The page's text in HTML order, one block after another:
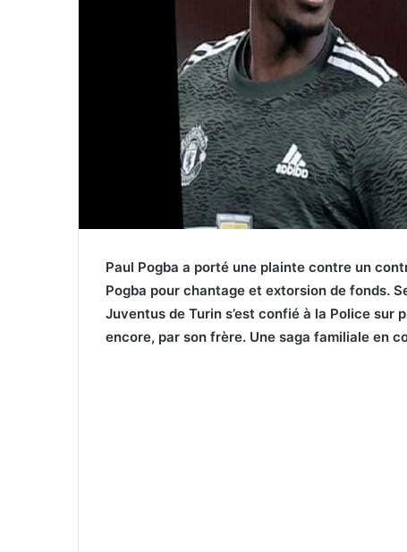
Paul Pogba a porté une plainte contre un
Pogba pour chantage et extorsion de fonds.
Juventus de Turin s’est confié à la Police
encore, par son frère. Une saga familiale en